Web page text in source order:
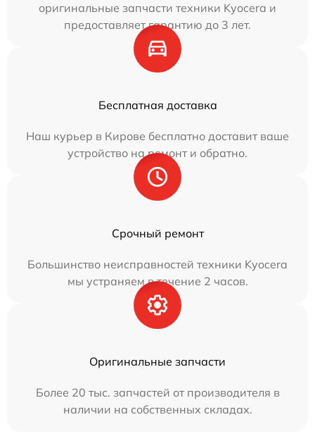
оригинальные запчасти техники Kyocera и
предоставляет гарантию до 3 лет.
Бесплатная доставка
Наш курьер в Кирове бесплатно доставит ваше
устройство на ремонт и обратно.
Срочный ремонт
Большинство неисправностей техники Kyocera
мы устраняем в течение 2 часов.
Оригинальные запчасти
Более 20 тыс. запчастей от производителя в
наличии на собственных складах.